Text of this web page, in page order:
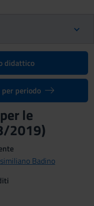
didattico
periodo
le
2019)
Badino